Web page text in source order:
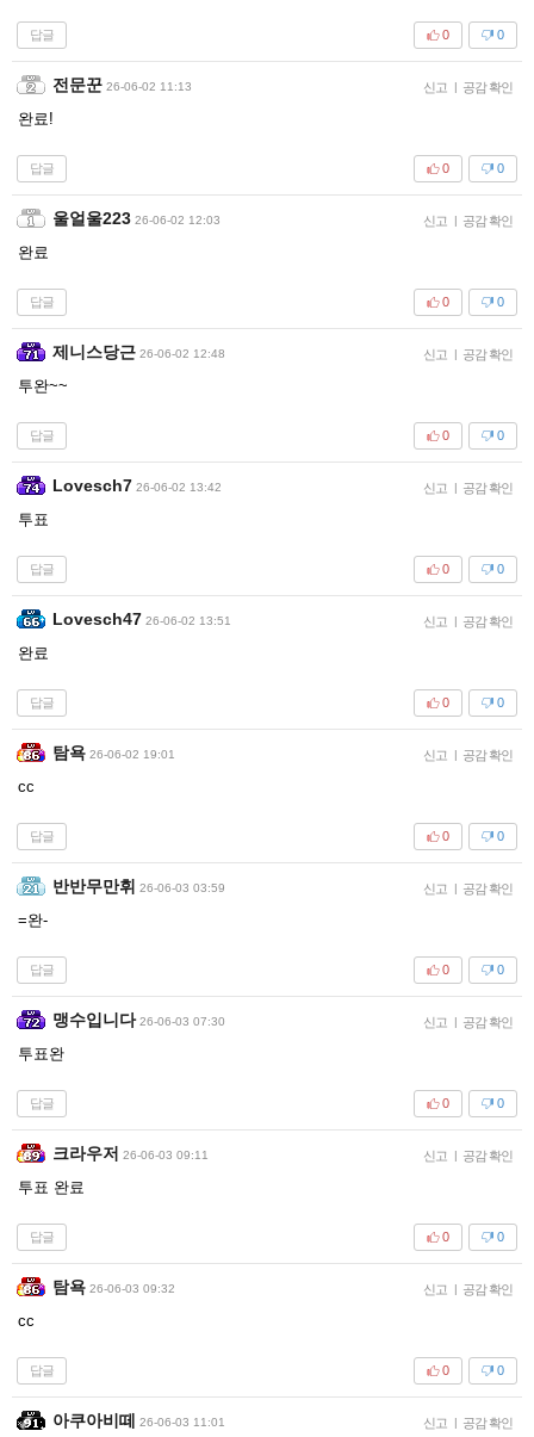
답글 0
0
전문꾼 26-06-02 11:13 신고 | 공감 확인
완료!
답글 0
0
울얼울223 26-06-02 12:03 신고 | 공감 확인
완료
답글 0
0
제니스당근 26-06-02 12:48 신고 | 공감 확인
투완~~
답글 0
0
Lovesch7 26-06-02 13:42 신고 | 공감 확인
투표
답글 0
0
Lovesch47 26-06-02 13:51 신고 | 공감 확인
완료
답글 0
0
탐욕 26-06-02 19:01 신고 | 공감 확인
cc
답글 0
0
반반무만휘 26-06-03 03:59 신고 | 공감 확인
=완-
답글 0
0
맹수입니다 26-06-03 07:30 신고 | 공감 확인
투표완
답글 0
0
크라우저 26-06-03 09:11 신고 | 공감 확인
투표 완료
답글 0
0
탐욕 26-06-03 09:32 신고 | 공감 확인
cc
답글 0
0
아쿠아비떼 26-06-03 11:01 신고 | 공감 확인